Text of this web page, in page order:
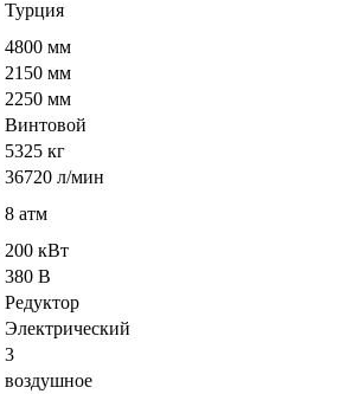
Турция
4800 мм
2150 мм
2250 мм
Винтовой
5325 кг
36720 л/мин
8 атм
200 кВт
380 В
Редуктор
Электрический
3
воздушное